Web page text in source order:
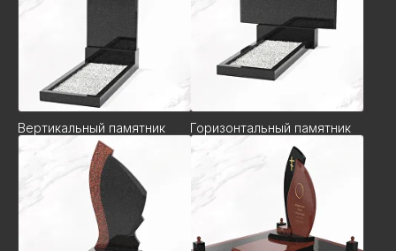
Вертикальный памятник Горизонтальный памятник